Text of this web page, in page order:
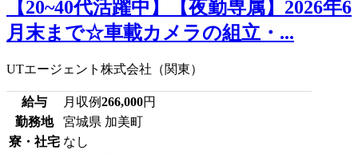
【20~40代活躍中】【夜勤専属】2026年6
月末まで☆車載カメラの組立・...
UTエージェント株式会社（関東）
給与 月収例266,000円
勤務地
宮城県 加美町
寮・社宅 なし